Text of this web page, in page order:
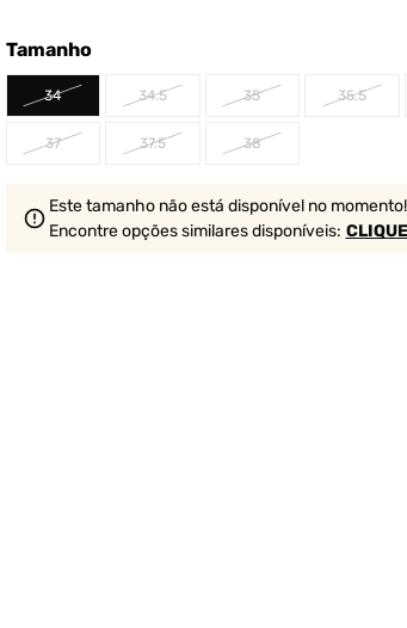
Tamanho
34 34.5 35 35.5
37 37.5 38
Este tamanho não está disponível no momento!
Encontre opções similaresdisponíveis: